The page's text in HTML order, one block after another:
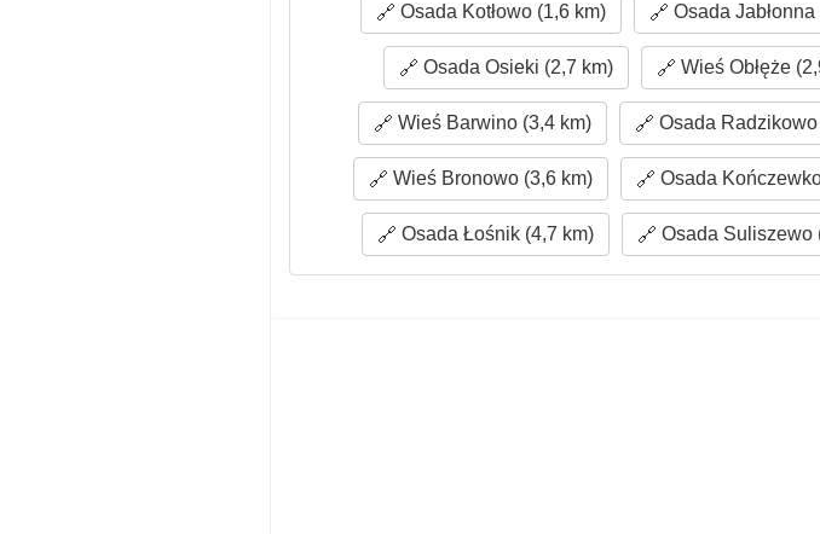
Osada Kotłowo (1,6 km) Osada Jabłonna
Osada Osieki (2,7 km) Wieś Obłęże
Wieś Barwino (3,4 km) Osada Radzikowo
Wieś Bronowo (3,6 km) Osada
Osada Łośnik (4,7 km) Osada Suliszewo